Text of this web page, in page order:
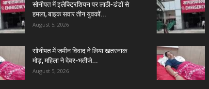
सोनीपत में इलेक्ट्रिशियन पर लाठी-डंडों से
हमला, बाइक सवार तीन युवकों...
August 5, 2026
सोनीपत में जमीन विवाद ने लिया खतरनाक
मोड़, महिला ने देवर-भतीजे...
August 5, 2026